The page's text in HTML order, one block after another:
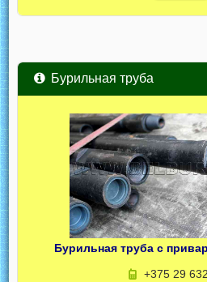
Бурильная труба
Бурильная труба с
+375 29